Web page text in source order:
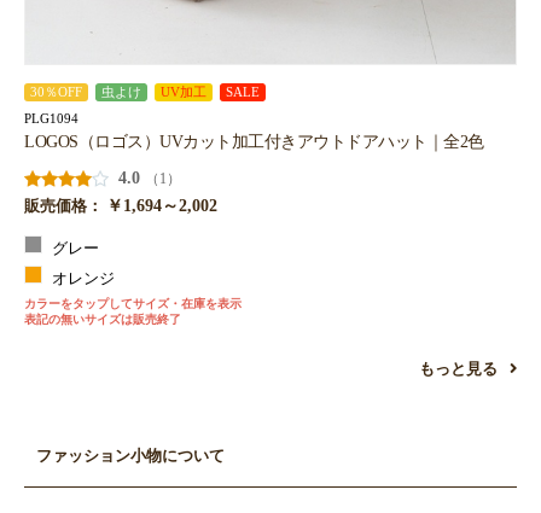
30％OFF 虫よけ UV加工 SALE
PLG1094
LOGOS（ロゴス）UVカット加工付きアウトドアハット｜全2色
4.0
（1）
販売価格：
￥1,694～2,002
グレー
オレンジ
カラーをタップしてサイズ・在庫を表示
表記の無いサイズは販売終了
もっと見る
ファッション小物について